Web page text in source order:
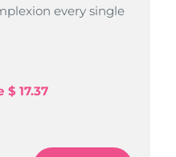
every single
$ 17.37